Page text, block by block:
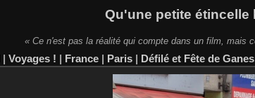
Qu'une petite étincelle
« Ce n'est pas la réalité qui compte dans un film, mais
| Voyages ! | France | Paris | Défilé et Fête de